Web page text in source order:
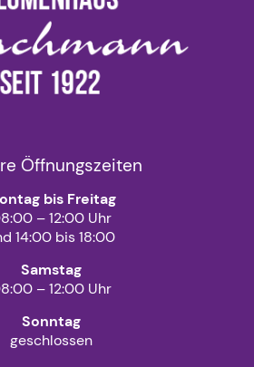
Öffnungszeiten
bis Freitag
– 12:00 Uhr
14:00 bis 18:00
Samstag
– 12:00 Uhr
Sonntag
geschlossen